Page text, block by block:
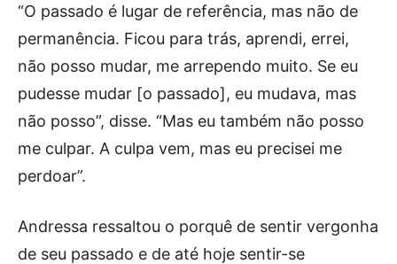
“O passado é lugar de referência, mas não de
permanência. Ficou para trás, aprendi, errei,
não posso mudar, me arrependo muito. Se eu
pudesse mudar [o passado], eu mudava, mas
não posso”, disse. “Mas eu também não posso
me culpar. A culpa vem, mas eu precisei me
perdoar”.
Andressa ressaltou o porquê de sentir vergonha
de seu passado e de até hoje sentir-se